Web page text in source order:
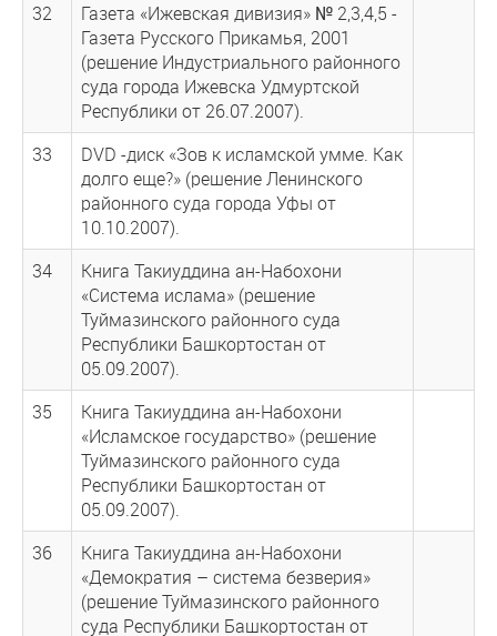
32
Газета «Ижевская дивизия» № 2,3,4,5 -
Газета Русского Прикамья, 2001
(решение Индустриального районного
суда города Ижевска Удмуртской
Республики от 26.07.2007).
33
DVD -диск «Зов к исламской умме. Как
долго еще?» (решение Ленинского
районного суда города Уфы от
10.10.2007).
34
Книга Такиуддина ан-Набохони
«Система ислама» (решение
Туймазинского районного суда
Республики Башкортостан от
05.09.2007).
35
Книга Такиуддина ан-Набохони
«Исламское государство» (решение
Туймазинского районного суда
Республики Башкортостан от
05.09.2007).
36
Книга Такиуддина ан-Набохони
«Демократия – система безверия»
(решение Туймазинского районного
суда Республики Башкортостан от